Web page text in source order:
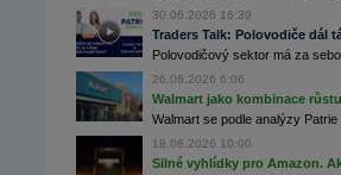
30.06.2026 16:39
Traders Talk: Polovodiče dál
Polovodičový sektor má za
26.06.2026 6:06
Walmart jako kombinace
Walmart se podle analýzy
18.06.2026 10:00
Silné vyhlídky pro Amazon.